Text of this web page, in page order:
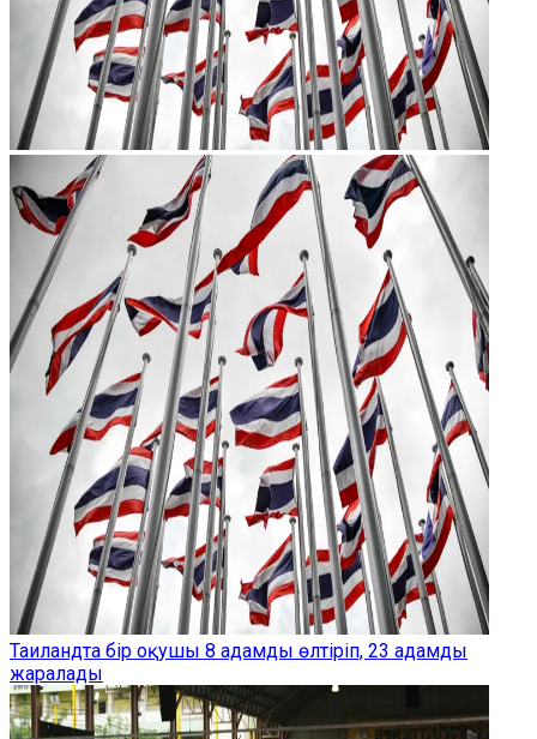
Таиландта бір оқушы 8 адамды өлтіріп, 23 адамды
жаралады